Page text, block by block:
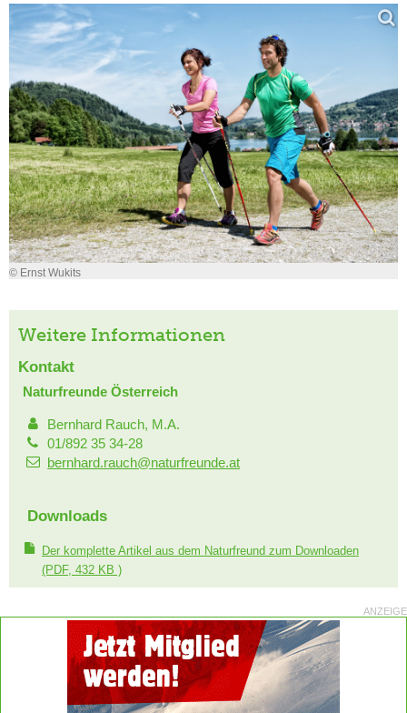
© Ernst Wukits
Weitere Informationen
Kontakt
Naturfreunde Österreich
Bernhard Rauch, M.A.
01/892 35 34-28
bernhard.rauch@naturfreunde.at
Downloads
Der komplette Artikel aus dem Naturfreund zum Downloaden
(PDF, 432 KB )
ANZEIGE